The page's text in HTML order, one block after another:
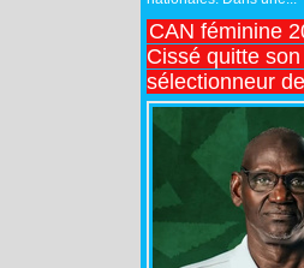
CAN féminine
Cissé quitte
sélectionneur